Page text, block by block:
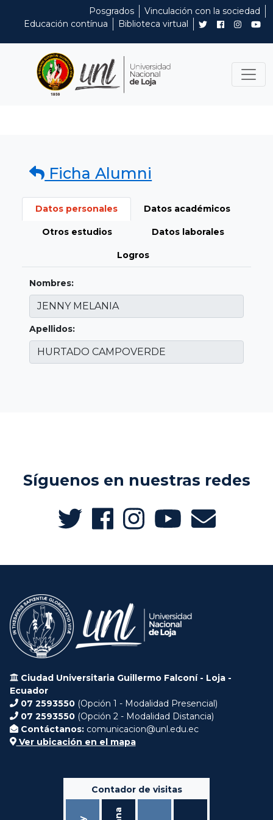
Posgrados
Vinculación con la sociedad
Educación contínua
Biblioteca virtual
Ficha Alumni
Datos personales Datos académicos
Otros estudios Datos laborales
Logros
Nombres:
Apellidos:
Síguenos en nuestras redes
Ciudad Universitaria Guillermo Falconí - Loja -
Ecuador
07 2593550 (Opción 1 - Modalidad Presencial)
07 2593550 (Opción 2 - Modalidad Distancia)
Contáctanos: comunicacion@unl.edu.ec
Ver ubicación en el mapa
Contador de visitas